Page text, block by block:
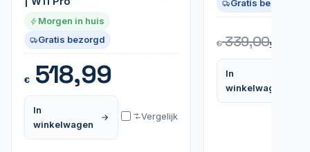
Morgen in huis
Gratis bezorgd
€518,99
In
winkelwagen
Vergelijk
Gratis bezorgd
€339,00€
In
winkelwagen